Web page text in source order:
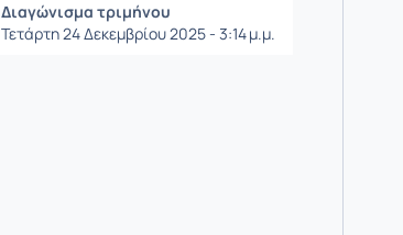
Διαγώνισμα τριμήνου
Τετάρτη 24 Δεκεμβρίου 2025 - 3:14 μ.μ.